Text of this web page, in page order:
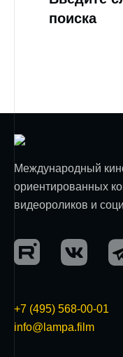
поиска
Международный
ориентированных
видеороликов и
+7 (495) 568-00-01
info@lampa.film